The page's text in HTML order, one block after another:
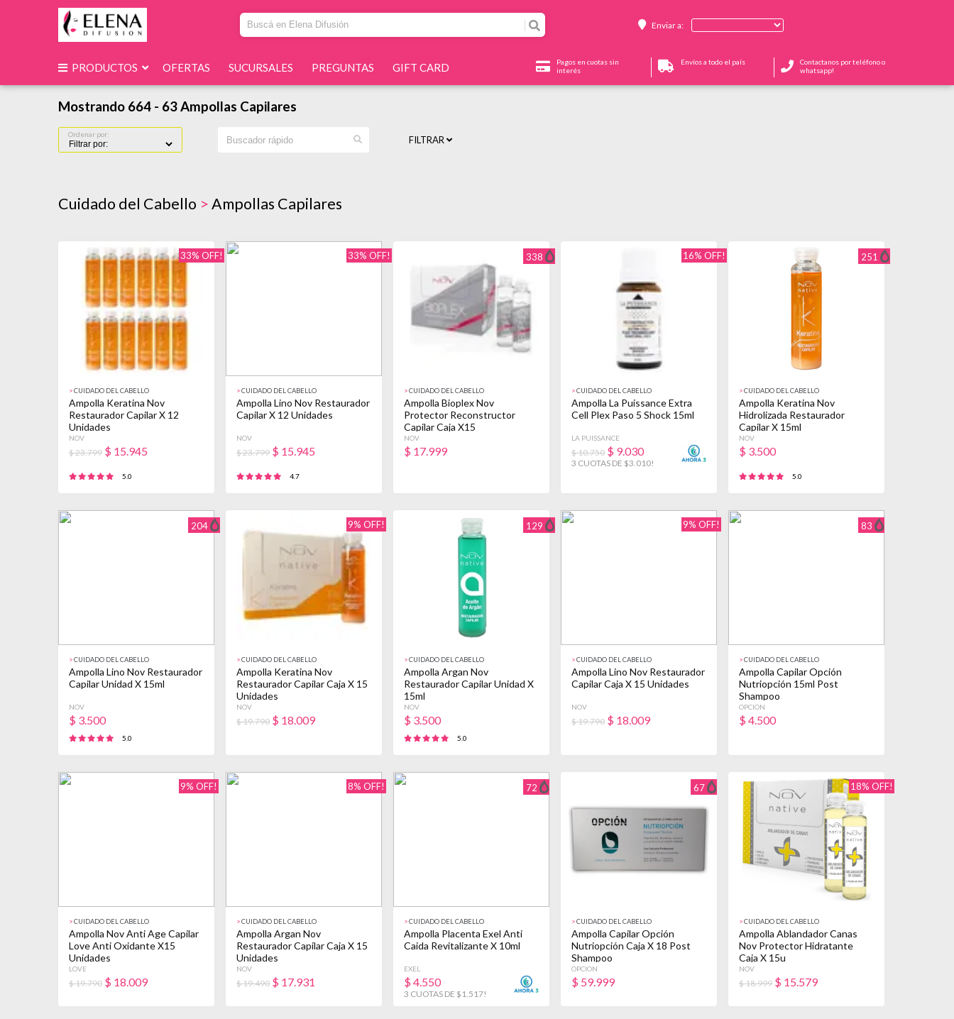
Enviar a:
PRODUCTOS OFERTAS SUCURSALES PREGUNTAS GIFT CARD
Pagos en cuotas sin
interés
Envíos a todo el país
Contactanos por teléfono o
whatsapp!
Mostrando 664 - 63 Ampollas Capilares
Ordenar por: FILTRAR
Cuidado del Cabello >Ampollas Capilares
33% OFF!
>CUIDADO DEL CABELLO
Ampolla Keratina Nov
Restaurador Capilar X 12
Unidades
NOV
$ 23.799 $ 15.945
5.0
33% OFF!
>CUIDADO DEL CABELLO
Ampolla Lino Nov Restaurador
Capilar X 12 Unidades
NOV
$ 23.799 $ 15.945
4.7
338
>CUIDADO DEL CABELLO
Ampolla Bioplex Nov
Protector Reconstructor
Capilar Caja X15
NOV
$ 17.999
16% OFF!
>CUIDADO DEL CABELLO
Ampolla La Puissance Extra
Cell Plex Paso 5 Shock 15ml
LA PUISSANCE
$ 10.750 $ 9.030
3 CUOTAS DE $3.010!
251
>CUIDADO DEL CABELLO
Ampolla Keratina Nov
Hidrolizada Restaurador
Capilar X 15ml
NOV
$ 3.500
5.0
204
>CUIDADO DEL CABELLO
Ampolla Lino Nov Restaurador
Capilar Unidad X 15ml
NOV
$ 3.500
5.0
9% OFF!
>CUIDADO DEL CABELLO
Ampolla Keratina Nov
Restaurador Capilar Caja X 15
Unidades
NOV
$ 19.790 $ 18.009
129
>CUIDADO DEL CABELLO
Ampolla Argan Nov
Restaurador Capilar Unidad X
15ml
NOV
$ 3.500
5.0
9% OFF!
>CUIDADO DEL CABELLO
Ampolla Lino Nov Restaurador
Capilar Caja X 15 Unidades
NOV
$ 19.790 $ 18.009
83
>CUIDADO DEL CABELLO
Ampolla Capilar Opción
Nutriopción 15ml Post
Shampoo
OPCION
$ 4.500
9% OFF!
>CUIDADO DEL CABELLO
Ampolla Nov Anti Age Capilar
Love Anti Oxidante X15
Unidades
LOVE
$ 19.790 $ 18.009
8% OFF!
>CUIDADO DEL CABELLO
Ampolla Argan Nov
Restaurador Capilar Caja X 15
Unidades
NOV
$ 19.490 $ 17.931
72
>CUIDADO DEL CABELLO
Ampolla Placenta Exel Anti
Caida Revitalizante X 10ml
EXEL
$ 4.550
3 CUOTAS DE $1.517!
67
>CUIDADO DEL CABELLO
Ampolla Capilar Opción
Nutriopción Caja X 18 Post
Shampoo
OPCION
$ 59.999
18% OFF!
>CUIDADO DEL CABELLO
Ampolla Ablandador Canas
Nov Protector Hidratante
Caja X 15u
NOV
$ 18.999 $ 15.579